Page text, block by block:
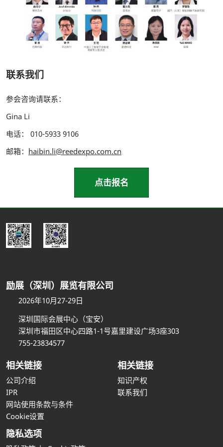
联系我们
参会咨询请联系：
Gina Li
电话： 010-5933 9106
邮箱： haibin.li@reedexpo.com.cn
点击报名
励展（深圳）展览有限公司
2026年10月27-29日
深圳国际会展中心（宝安）
深圳市福田区中心四路1-1号嘉里建设广场3座303
755-23834577
相关链接
公司介绍
IPR
网站使用条款与条件
Cookie设置
相关链接
知识产权
联系我们
隐私选项